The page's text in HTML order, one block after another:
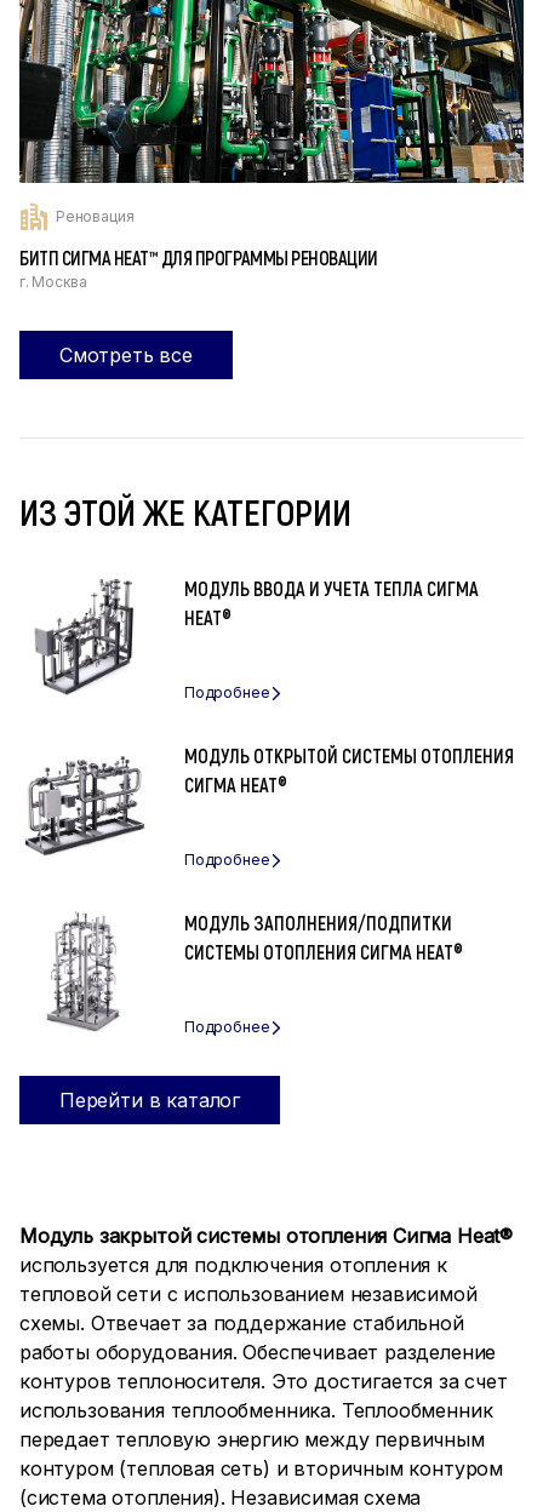
Реновация
БИТП СИГМА HEAT™ ДЛЯ ПРОГРАММЫ РЕНОВАЦИИ
г. Москва
Смотреть все
ИЗ ЭТОЙ ЖЕ КАТЕГОРИИ
МОДУЛЬ ВВОДА И УЧЕТА ТЕПЛА СИГМА
HEAT®
МОДУЛЬ ОТКРЫТОЙ СИСТЕМЫ ОТОПЛЕНИЯ
СИГМА HEAT®
МОДУЛЬ ЗАПОЛНЕНИЯ/ПОДПИТКИ
СИСТЕМЫ ОТОПЛЕНИЯ СИГМА HEAT®
Перейти в каталог
Модуль закрытой системы отопления Сигма Heat®
используется для подключения отопления к
тепловой сети с использованием независимой
схемы. Отвечает за поддержание стабильной
работы оборудования. Обеспечивает разделение
контуров теплоносителя. Это достигается за счет
использования теплообменника. Теплообменник
передает тепловую энергию между первичным
контуром (тепловая сеть) и вторичным контуром
(система отопления). Независимая схема